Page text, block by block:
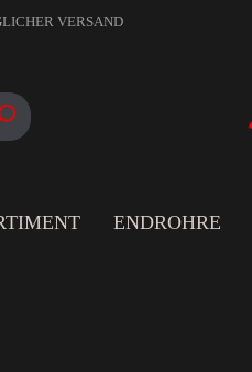
VERSAND
ENDROHRE